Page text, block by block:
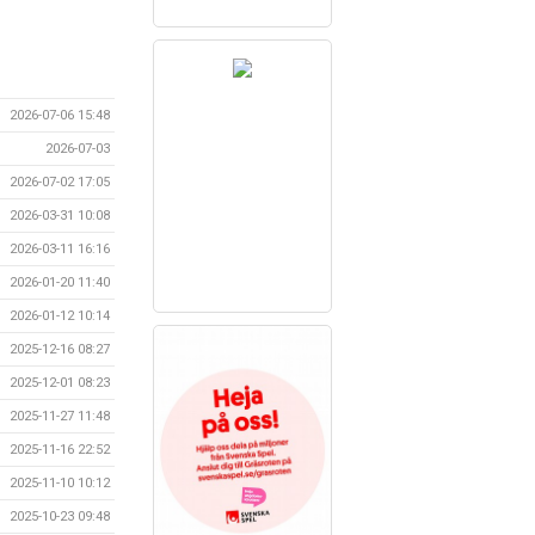
2026-07-06 15:48
2026-07-03
2026-07-02 17:05
2026-03-31 10:08
2026-03-11 16:16
2026-01-20 11:40
2026-01-12 10:14
2025-12-16 08:27
2025-12-01 08:23
2025-11-27 11:48
2025-11-16 22:52
2025-11-10 10:12
2025-10-23 09:48